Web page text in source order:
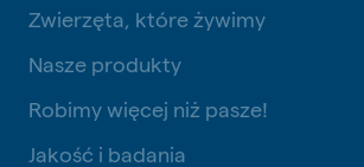
Zwierzęta, które żywimy
Nasze produkty
Robimy więcej niż pasze!
Jakość i badania